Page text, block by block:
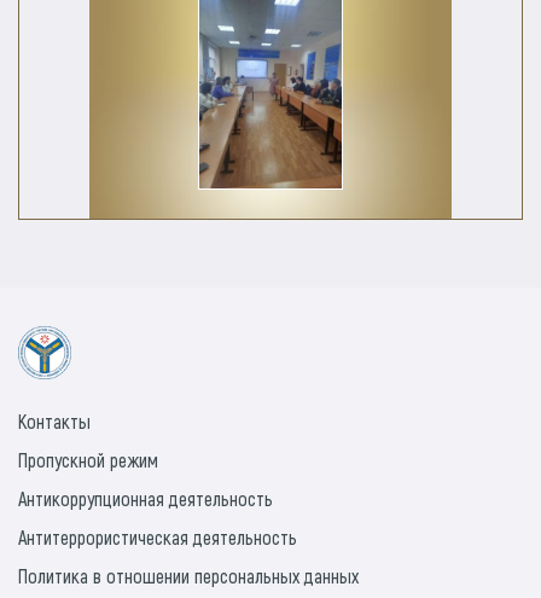
Контакты
Пропускной режим
Антикоррупционная деятельность
Антитеррористическая деятельность
Политика в отношении персональных данных